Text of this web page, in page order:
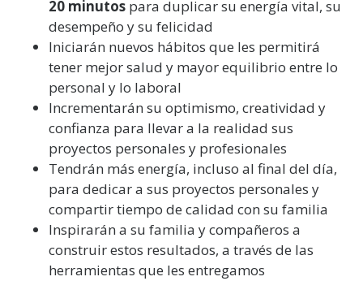
20 minutos para duplicar su energía vital, su
desempeño y su felicidad
Iniciarán nuevos hábitos que les permitirá
tener mejor salud y mayor equilibrio entre lo
personal y lo laboral
Incrementarán su optimismo, creatividad y
confianza para llevar a la realidad sus
proyectos personales y profesionales
Tendrán más energía, incluso al final del día,
para dedicar a sus proyectos personales y
compartir tiempo de calidad con su familia
Inspirarán a su familia y compañeros a
construir estos resultados, a través de las
herramientas que les entregamos